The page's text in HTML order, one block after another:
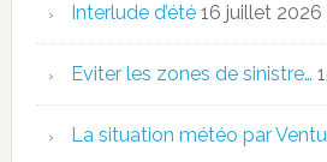
Interlude d’été 16 juillet 2026
Eviter les zones de sinistre…
La situation météo par